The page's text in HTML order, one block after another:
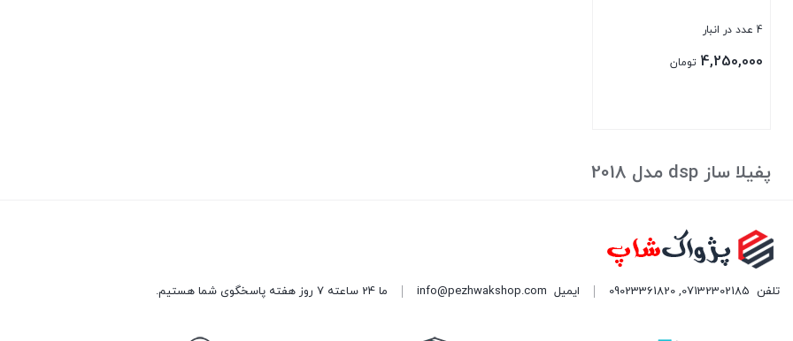
4 عدد در انبار
4,250,000 تومان
پفیلا ساز dsp مدل 2018
تلفن 07132302185
,
09023361820 ایمیل info@pezhwakshop.com ما 24 ساعته 7 روز هفته پاسخگوی شما هستیم.